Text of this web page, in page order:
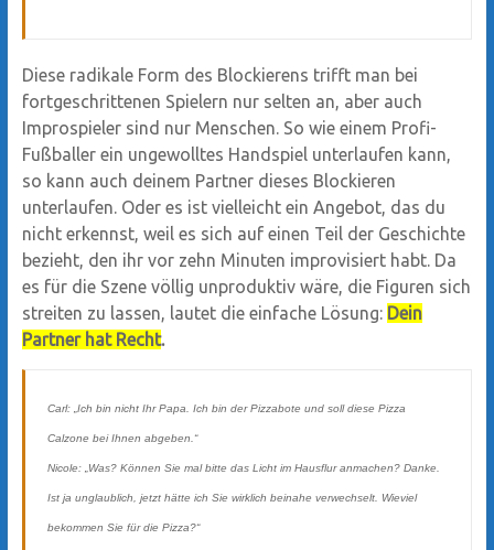
Diese radikale Form des Blockierens trifft man bei
fortgeschrittenen Spielern nur selten an, aber auch
Improspieler sind nur Menschen. So wie einem Profi-
Fußballer ein ungewolltes Handspiel unterlaufen kann,
so kann auch deinem Partner dieses Blockieren
unterlaufen. Oder es ist vielleicht ein Angebot, das du
nicht erkennst, weil es sich auf einen Teil der Geschichte
bezieht, den ihr vor zehn Minuten improvisiert habt. Da
es für die Szene völlig unproduktiv wäre, die Figuren sich
streiten zu lassen, lautet die einfache Lösung: Dein
Partner hat Recht.
Carl: „Ich bin nicht Ihr Papa. Ich bin der Pizzabote und soll diese Pizza
Calzone bei Ihnen abgeben.“
Nicole: „Was? Können Sie mal bitte das Licht im Hausflur anmachen? Danke.
Ist ja unglaublich, jetzt hätte ich Sie wirklich beinahe verwechselt. Wieviel
bekommen Sie für die Pizza?“